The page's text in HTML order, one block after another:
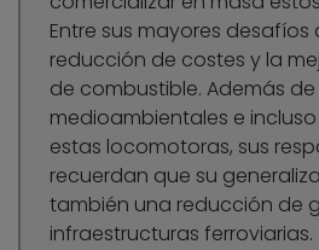
Entre sus mayores
reducción de costes y la
de combustible. Además
medioambientales e
estas locomotoras, sus
recuerdan que su
también una reducción de
infraestructuras ferroviarias.